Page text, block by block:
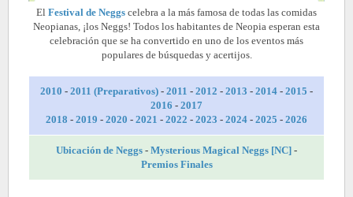
El Festival de Neggs celebra a la más famosa de todas las comidas
Neopianas, ¡los Neggs! Todos los habitantes de Neopia esperan esta
celebración que se ha convertido en uno de los eventos más
populares de búsquedas y acertijos.
2010 - 2011 (Preparativos) - 2011 - 2012 - 2013 - 2014 - 2015 -
2016 - 2017
2018 - 2019 - 2020 - 2021 - 2022 - 2023 - 2024 - 2025 - 2026
Ubicación de Neggs - Mysterious Magical Neggs [NC] -
Premios Finales